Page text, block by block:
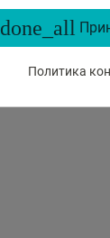
done_all
Политика